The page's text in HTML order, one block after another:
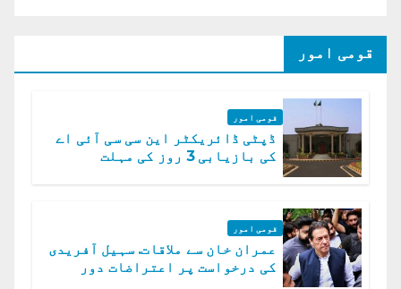
قومی امور
قومی امور
ڈپٹی ڈائریکٹر این سی سی آئی اے
کی بازیابی 3 روز کی مہلت
قومی امور
عمران خان سے ملاقات. سہیل آفریدی
کی درخواست پر اعتراضات دور